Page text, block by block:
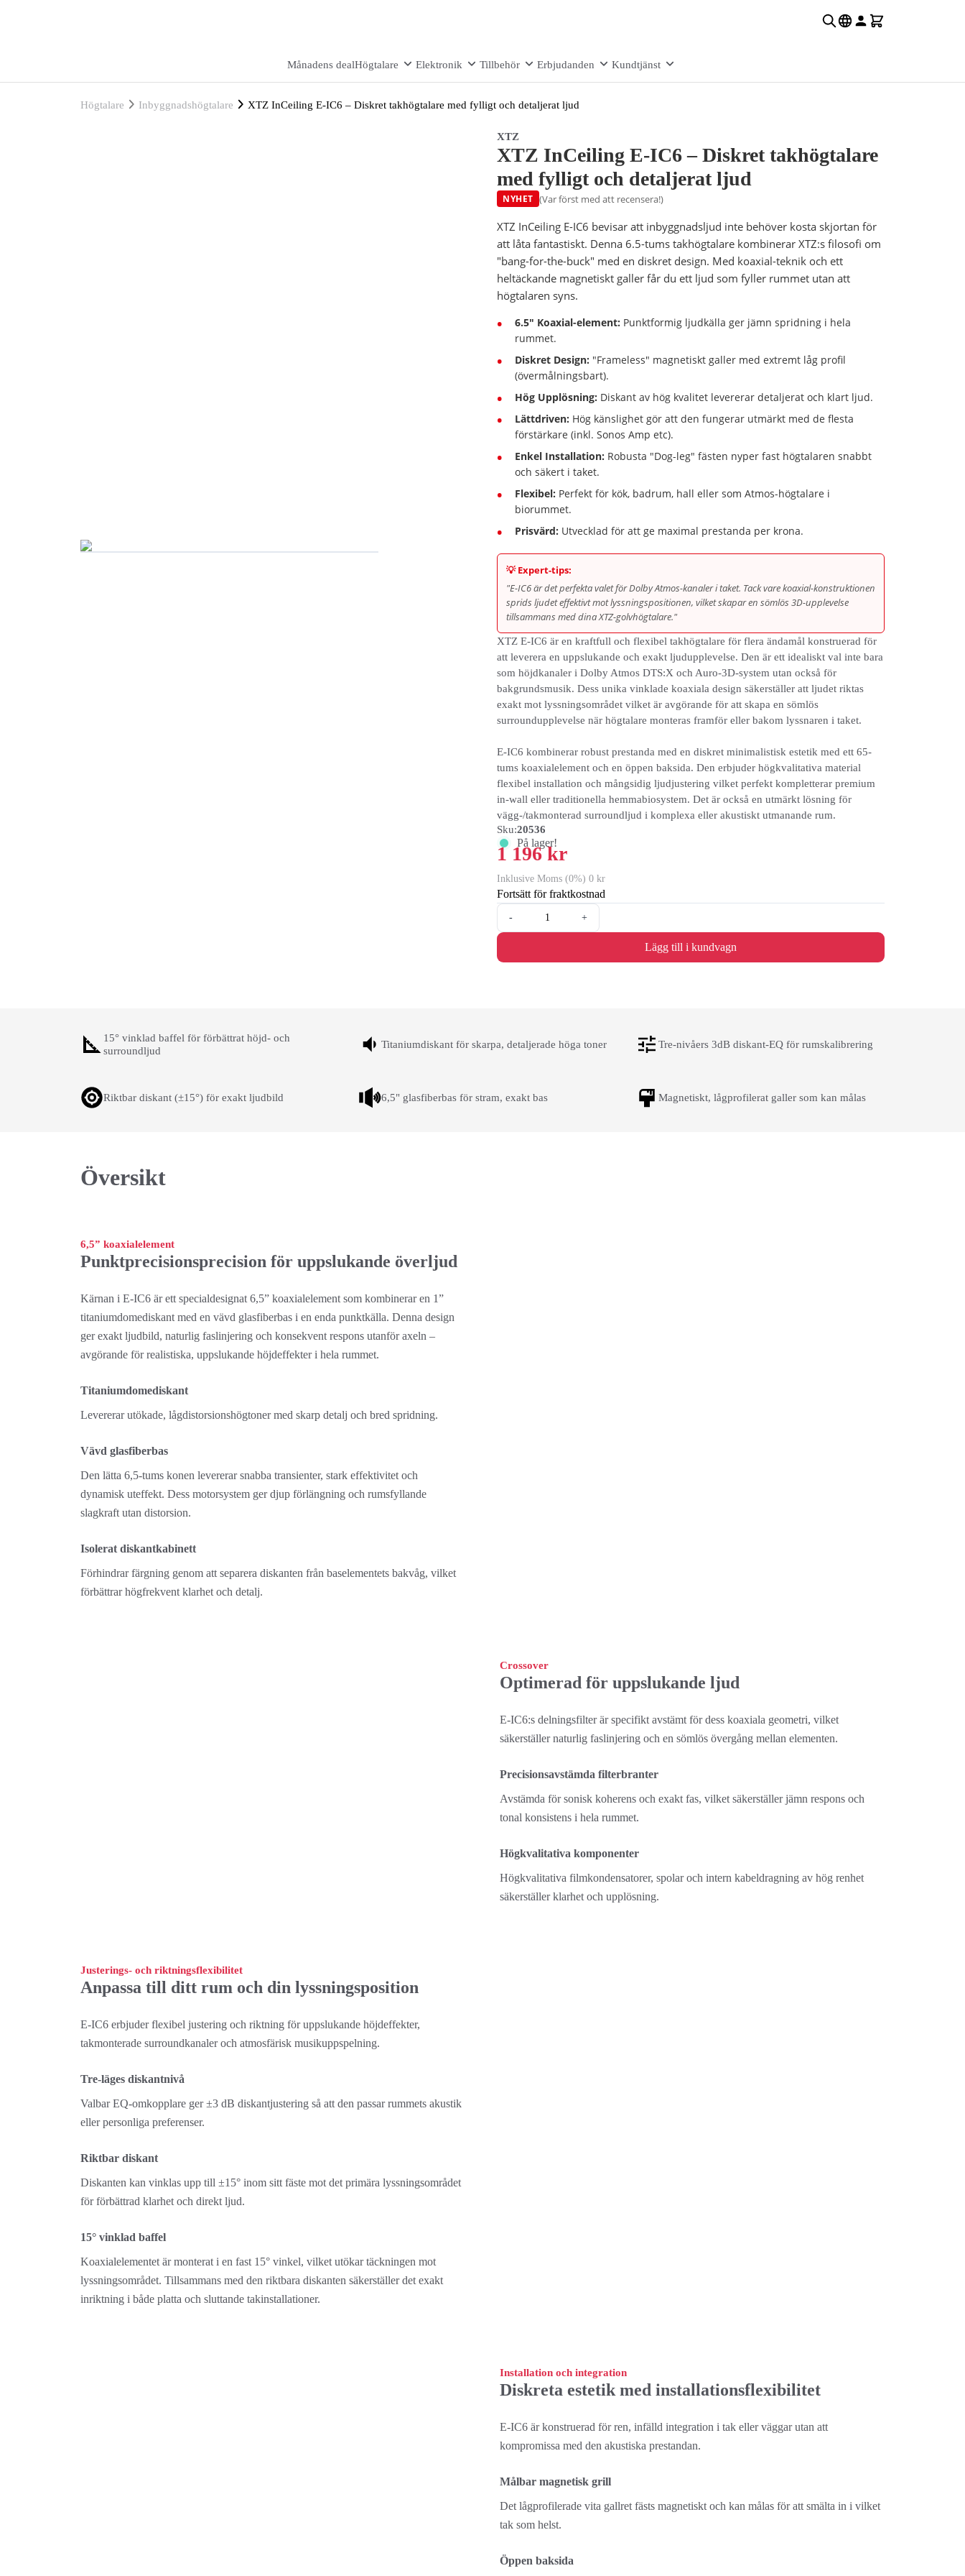
Månadens dealHögtalare Elektronik Tillbehör Erbjudanden Kundtjänst
Högtalare Inbyggnadshögtalare XTZ InCeiling E-IC6 – Diskret takhögtalare med fylligt och detaljerat ljud
XTZ
XTZ InCeiling E-IC6 – Diskret takhögtalare
med fylligt och detaljerat ljud
NYHET (Var först med att recensera!)
XTZ InCeiling E-IC6 bevisar att inbyggnadsljud inte behöver kosta skjortan för
att låta fantastiskt. Denna 6.5-tums takhögtalare kombinerar XTZ:s filosofi om
"bang-for-the-buck" med en diskret design. Med koaxial-teknik och ett
heltäckande magnetiskt galler får du ett ljud som fyller rummet utan att
högtalaren syns.
6.5" Koaxial-element: Punktformig ljudkälla ger jämn spridning i hela
rummet.
Diskret Design: "Frameless" magnetiskt galler med extremt låg profil
(övermålningsbart).
Hög Upplösning: Diskant av hög kvalitet levererar detaljerat och klart ljud.
Lättdriven: Hög känslighet gör att den fungerar utmärkt med de flesta
förstärkare (inkl. Sonos Amp etc).
Enkel Installation: Robusta "Dog-leg" fästen nyper fast högtalaren snabbt
och säkert i taket.
Flexibel: Perfekt för kök, badrum, hall eller som Atmos-högtalare i
biorummet.
Prisvärd: Utvecklad för att ge maximal prestanda per krona.
💡 Expert-tips:
"E-IC6 är det perfekta valet för Dolby Atmos-kanaler i taket. Tack vare koaxial-konstruktionen
sprids ljudet effektivt mot lyssningspositionen, vilket skapar en sömlös 3D-upplevelse
tillsammans med dina XTZ-golvhögtalare."
XTZ E-IC6 är en kraftfull och flexibel takhögtalare för flera ändamål konstruerad för
att leverera en uppslukande och exakt ljudupplevelse. Den är ett idealiskt val inte bara
som höjdkanaler i Dolby Atmos DTS:X och Auro-3D-system utan också för
bakgrundsmusik. Dess unika vinklade koaxiala design säkerställer att ljudet riktas
exakt mot lyssningsområdet vilket är avgörande för att skapa en sömlös
surroundupplevelse när högtalare monteras framför eller bakom lyssnaren i taket.
E-IC6 kombinerar robust prestanda med en diskret minimalistisk estetik med ett 65-
tums koaxialelement och en öppen baksida. Den erbjuder högkvalitativa material
flexibel installation och mångsidig ljudjustering vilket perfekt kompletterar premium
in-wall eller traditionella hemmabiosystem. Det är också en utmärkt lösning för
vägg-/takmonterad surroundljud i komplexa eller akustiskt utmanande rum.
Sku:20536
På lager!
1 196 kr
Inklusive Moms (0%) 0 kr
Fortsätt för fraktkostnad
- +
Lägg till i kundvagn
15° vinklad baffel för förbättrat höjd- och
surroundljud
Titaniumdiskant för skarpa, detaljerade höga toner Tre-nivåers 3dB diskant-EQ för rumskalibrering
Riktbar diskant (±15°) för exakt ljudbild 6,5" glasfiberbas för stram, exakt bas Magnetiskt, lågprofilerat galler som kan målas
Översikt
6,5” koaxialelement
Punktprecisionsprecision för uppslukande överljud
Kärnan i E-IC6 är ett specialdesignat 6,5” koaxialelement som kombinerar en 1”
titaniumdomediskant med en vävd glasfiberbas i en enda punktkälla. Denna design
ger exakt ljudbild, naturlig faslinjering och konsekvent respons utanför axeln –
avgörande för realistiska, uppslukande höjdeffekter i hela rummet.
Titaniumdomediskant
Levererar utökade, lågdistorsionshögtoner med skarp detalj och bred spridning.
Vävd glasfiberbas
Den lätta 6,5-tums konen levererar snabba transienter, stark effektivitet och
dynamisk uteffekt. Dess motorsystem ger djup förlängning och rumsfyllande
slagkraft utan distorsion.
Isolerat diskantkabinett
Förhindrar färgning genom att separera diskanten från baselementets bakvåg, vilket
förbättrar högfrekvent klarhet och detalj.
Crossover
Optimerad för uppslukande ljud
E-IC6:s delningsfilter är specifikt avstämt för dess koaxiala geometri, vilket
säkerställer naturlig faslinjering och en sömlös övergång mellan elementen.
Precisionsavstämda filterbranter
Avstämda för sonisk koherens och exakt fas, vilket säkerställer jämn respons och
tonal konsistens i hela rummet.
Högkvalitativa komponenter
Högkvalitativa filmkondensatorer, spolar och intern kabeldragning av hög renhet
säkerställer klarhet och upplösning.
Justerings- och riktningsflexibilitet
Anpassa till ditt rum och din lyssningsposition
E-IC6 erbjuder flexibel justering och riktning för uppslukande höjdeffekter,
takmonterade surroundkanaler och atmosfärisk musikuppspelning.
Tre-läges diskantnivå
Valbar EQ-omkopplare ger ±3 dB diskantjustering så att den passar rummets akustik
eller personliga preferenser.
Riktbar diskant
Diskanten kan vinklas upp till ±15° inom sitt fäste mot det primära lyssningsområdet
för förbättrad klarhet och direkt ljud.
15° vinklad baffel
Koaxialelementet är monterat i en fast 15° vinkel, vilket utökar täckningen mot
lyssningsområdet. Tillsammans med den riktbara diskanten säkerställer det exakt
inriktning i både platta och sluttande takinstallationer.
Installation och integration
Diskreta estetik med installationsflexibilitet
E-IC6 är konstruerad för ren, infälld integration i tak eller väggar utan att
kompromissa med den akustiska prestandan.
Målbar magnetisk grill
Det lågprofilerade vita gallret fästs magnetiskt och kan målas för att smälta in i vilket
tak som helst.
Öppen baksida